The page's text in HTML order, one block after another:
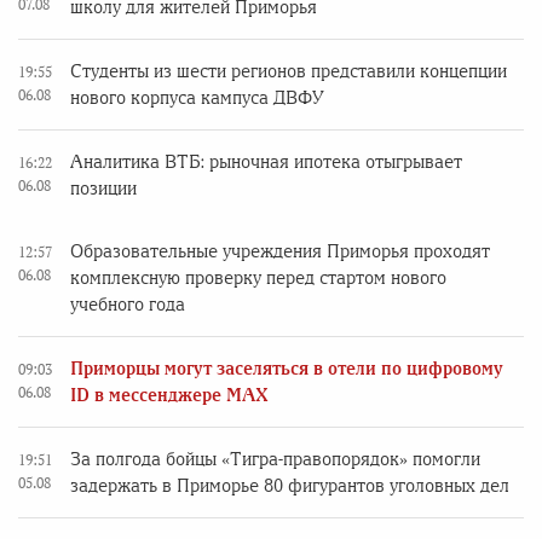
07.08 школу для жителей Приморья
19:55
06.08
Студенты из шести регионов представили концепции
нового корпуса кампуса ДВФУ
16:22
06.08
Аналитика ВТБ: рыночная ипотека отыгрывает
позиции
12:57
06.08
Образовательные учреждения Приморья проходят
комплексную проверку перед стартом нового
учебного года
09:03
06.08
Приморцы могут заселяться в отели по цифровому
ID в мессенджере MAX
19:51
05.08
За полгода бойцы «Тигра-правопорядок» помогли
задержать в Приморье 80 фигурантов уголовных дел